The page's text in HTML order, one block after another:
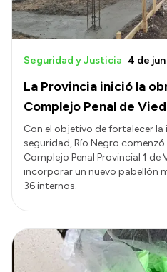
La Provincia inició la
Complejo Penal de
Seguridad y Justicia 4 de
Con el objetivo de fortalecer
seguridad, Río Negro
Complejo Penal Provincial 1
incorporar un nuevo pabellón
36 internos.